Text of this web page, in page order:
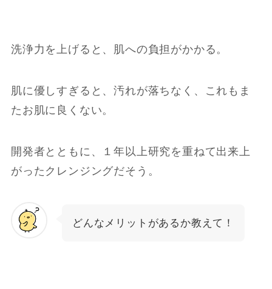
洗浄力を上げると、肌への負担がかかる。
肌に優しすぎると、汚れが落ちなく、これもま
たお肌に良くない。
開発者とともに、１年以上研究を重ねて出来上
がったクレンジングだそう。
どんなメリットがあるか教えて！